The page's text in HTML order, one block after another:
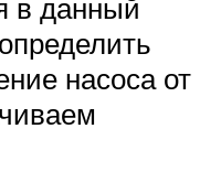
в данный
насоса от